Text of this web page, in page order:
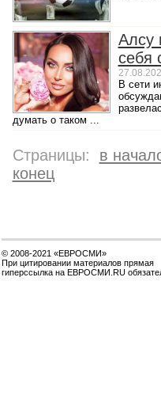
Алсу
себя
В сети
думать о таком ...
Страницы: в
конец
© 2008-2021 «ЕВРОСМИ»
При цитировании материалов прямая
гиперссылка на ЕВРОСМИ.RU